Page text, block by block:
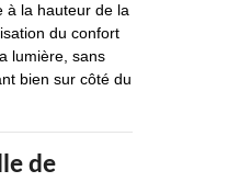
à la hauteur de la
du confort
lumière, sans
bien sur côté du
de